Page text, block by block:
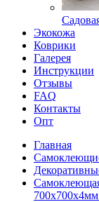
Экокожа
Коврики
Галерея
Инструкции
Отзывы
FAQ
Контакты
Опт
Главная